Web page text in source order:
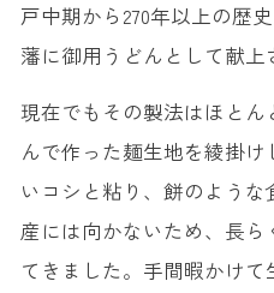
戸中期から270年以上の歴
藩に御用うどんとして献上
現在でもその製法はほと
んで作った麺生地を綾掛
いコシと粘り、餅のよう
産には向かないため、長
てきました。手間暇かけ